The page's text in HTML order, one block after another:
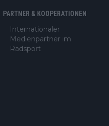
PARTNER & KOOPERATIONEN
Internationaler
Medienpartner im
Radsport